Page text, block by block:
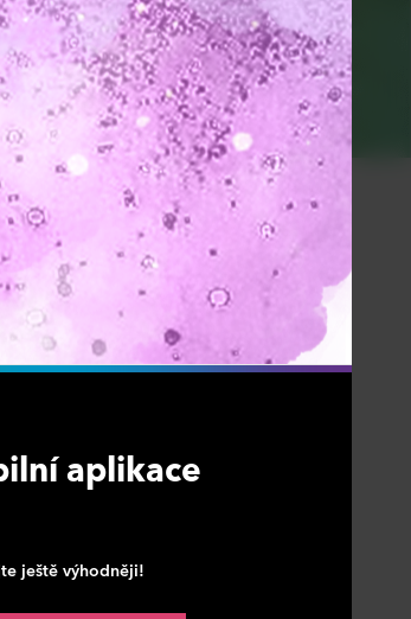
aplikace
ještě výhodněji!